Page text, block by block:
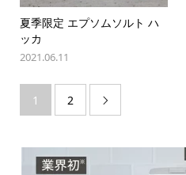
夏季限定 エプソムソルト ハ
ッカ
2021.06.11
1 2 